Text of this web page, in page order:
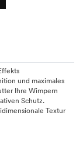
und maximales
Ihre Wimpern
Schutz.
Textur